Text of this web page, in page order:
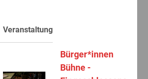
Veranstaltung
Bürger*innen
Bühne -